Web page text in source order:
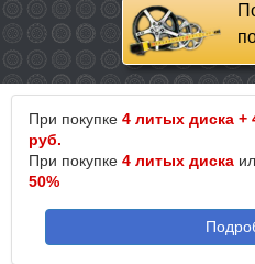
При покупке 4 литых диска
руб.
При покупке 4 литых диска
50%